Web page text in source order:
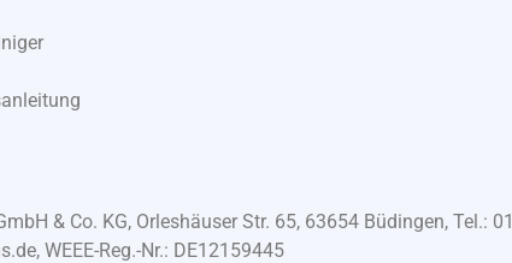
& Co. KG, Orleshäuser Str. 65, 63654 Büdingen, Tel.:
WEEE-Reg.-Nr.: DE12159445